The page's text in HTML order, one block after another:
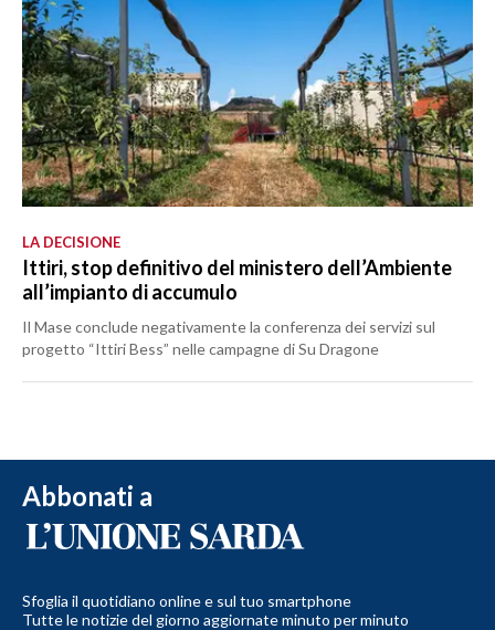
LA DECISIONE
Ittiri, stop definitivo del ministero dell’Ambiente
all’impianto di accumulo
Il Mase conclude negativamente la conferenza dei servizi sul
progetto “Ittiri Bess” nelle campagne di Su Dragone
Abbonati a
Sfoglia il quotidiano online e sul tuo smartphone
Tutte le notizie del giorno aggiornate minuto per minuto